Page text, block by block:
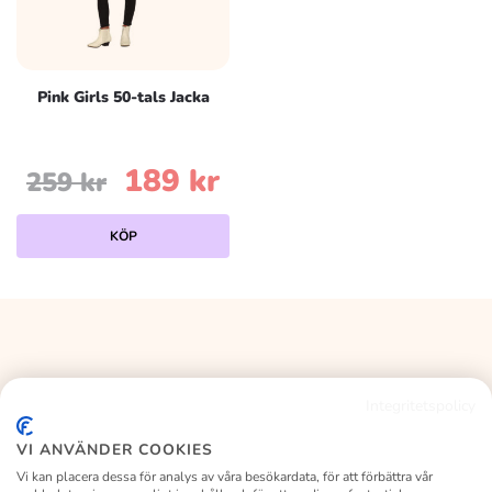
Pink Girls 50-tals Jacka
259kr Det
ursprungliga
259 kr.
189 krDet
nuvarande
189 kr.
KÖP
Den
här
alternativen
kan
VI ANVÄNDER COOKIES
Vi kan placera dessa för analys av våra besökardata, för att förbättra vår